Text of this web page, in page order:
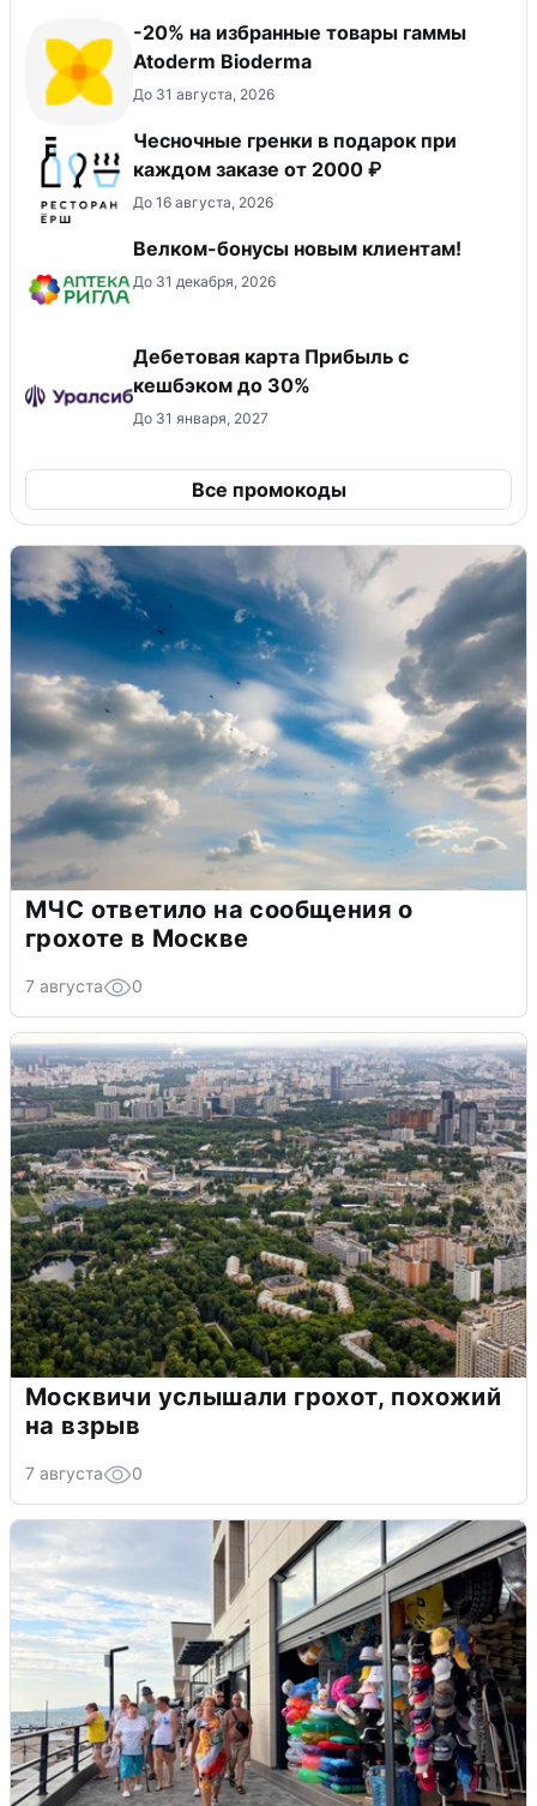
-20% на избранные товары гаммы
Atoderm Bioderma
До 31 августа, 2026
Чесночные гренки в подарок при
каждом заказе от 2000 ₽
До 16 августа, 2026
Велком-бонусы новым клиентам!
До 31 декабря, 2026
Дебетовая карта Прибыль с
кешбэком до 30%
До 31 января, 2027
Все промокоды
МЧС ответило на сообщения о
грохоте в Москве
7 августа 0
Москвичи услышали грохот, похожий
на взрыв
7 августа 0